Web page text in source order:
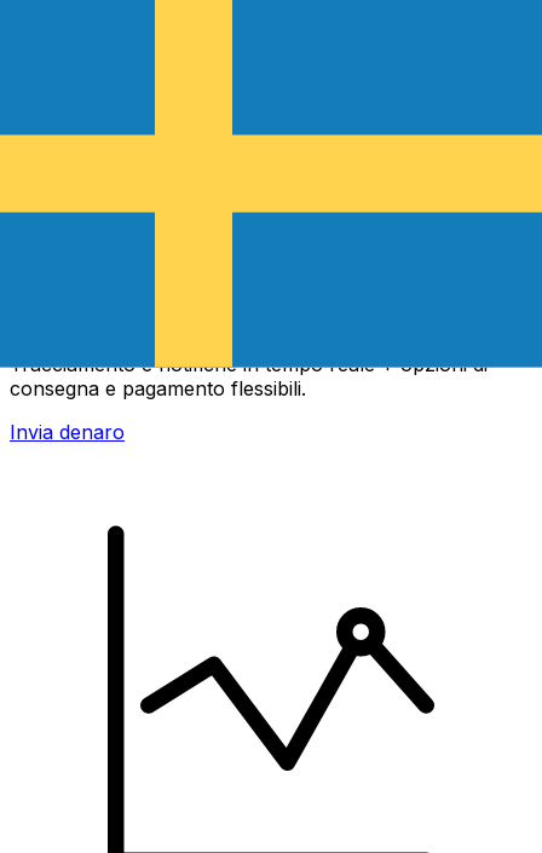
Tracciamento e notifiche in tempo reale + opzioni di
consegna e pagamento flessibili.
Invia denaro